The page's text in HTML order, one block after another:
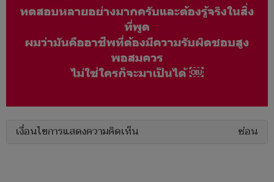
เงื่อนไขการแสดงความคิดเห็น ซ่อน